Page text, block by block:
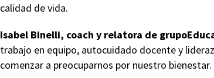
calidad de vida.
Isabel Binelli, coach y relatora de
trabajo en equipo, autocuidado docente y
comenzar a preocuparnos por nuestro bienestar.